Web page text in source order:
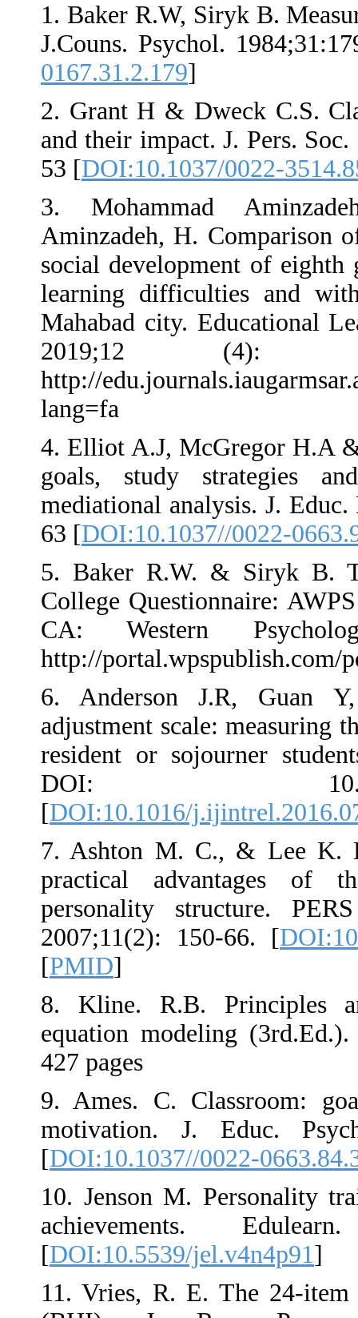
1. Baker R.W,
J.Couns.
2. Grant H &
and their
53 [
3.
Aminzadeh,
social
learning
Mahabad city.
http://
4. Elliot A.J,
goals, study
mediational
63 [
5. Baker
College
CA:
http://
6. Anderson
adjustment
resident or
DOI:
[DOI:10.1016/
7. Ashton M.
practical
personality
2007;11(2):
8. Kline.
equation
9. Ames. C.
motivation.
[
10. Jenson
[DOI:10.5539/
11. Vries, R.